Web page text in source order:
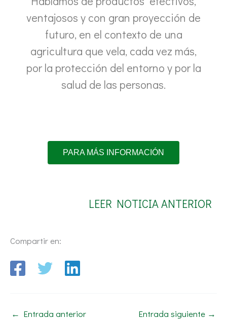
ventajosos y con gran proyección de
futuro, en el contexto de una
agricultura que vela, cada vez más,
por la protección del entorno y por la
salud de las personas.
PARA MÁS INFORMACIÓN
LEER NOTICIA ANTERIOR
Compartir en:
← Entrada anterior Entrada siguiente →